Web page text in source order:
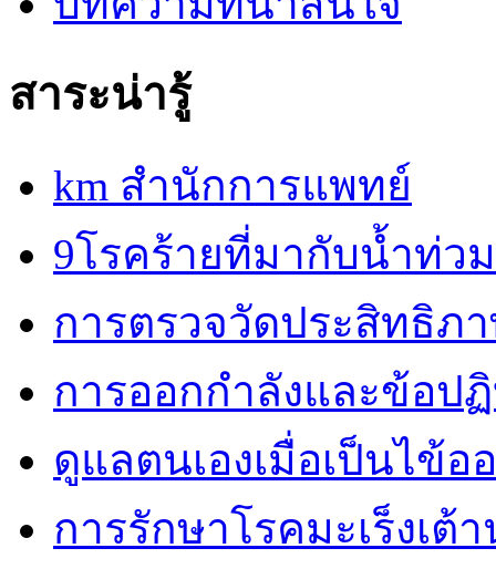
สาระน่ารู้
km สำนักการแพทย์
9โรคร้ายที่มากับน้ำท่วม
การตรวจวัดประสิทธิภ
การออกกำลังและข้อป
ดูแลตนเองเมื่อเป็นไข้อ
การรักษาโรคมะเร็งเต้